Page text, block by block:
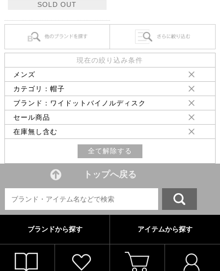
SOLD OUT
現在の絞り込み条件
メンズ
カテゴリ：帽子
ブランド：ワイドットバイノルディスク
セール商品
在庫無し含む
全て解除する
トップへ戻る
ブランドから探す アイテムから探す